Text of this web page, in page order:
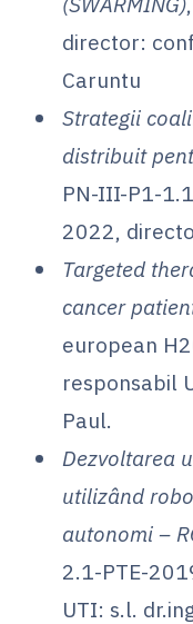
director:
Caruntu
Strategii
distribuit
PN-III-P1-
2022,
Targeted
cancer
european
responsabil
Paul.‎
Dezvoltarea
utilizând
autonomi –
2.1-PTE-
UTI: s.l.